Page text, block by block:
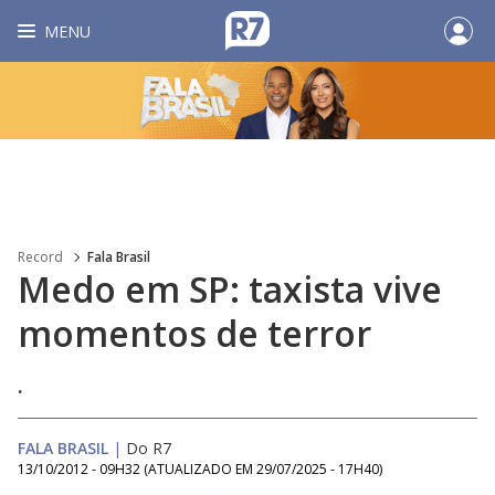
MENU
Record Fala Brasil
Medo em SP: taxista vive
momentos de terror
.
FALA BRASIL | Do R7
13/10/2012 - 09H32 (ATUALIZADO EM 29/07/2025 - 17H40)